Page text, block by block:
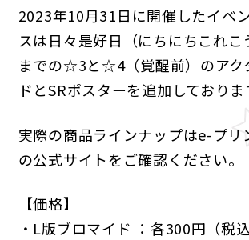
GAME
NEWS STORY
CHARACTER
SYSTEM
MUSIC CONTENT
2023年10月31日に開催したイベ
スは日々是好日（にちにちこれこ
までの☆3と☆4（覚醒前）のアク
ドとSRポスターを追加しておりま
実際の商品ラインナップはe-プリ
の公式サイトをご確認ください。
【価格】
・L版ブロマイド ：各300円（税込